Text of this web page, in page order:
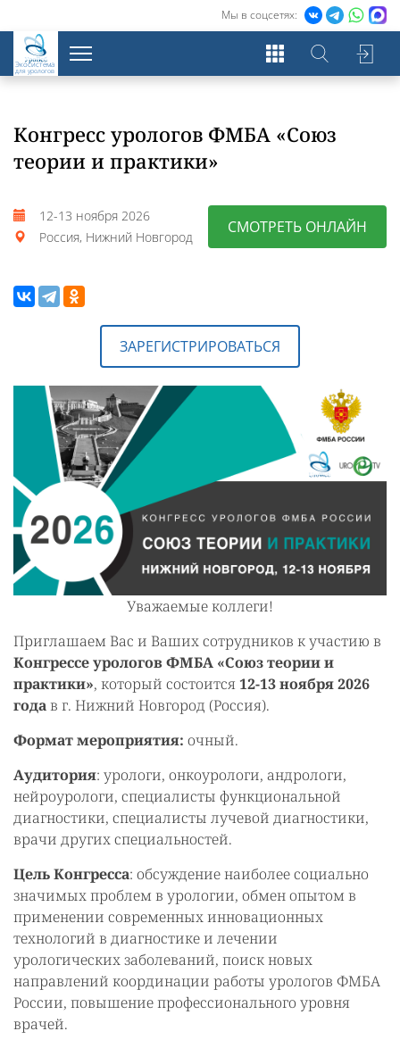
Мы в соцсетях:
Экосистема
для урологов
Конгресс урологов ФМБА «Союз
теории и практики»
12-13 ноября 2026
Россия, Нижний Новгород
СМОТРЕТЬ ОНЛАЙН
ЗАРЕГИСТРИРОВАТЬСЯ
Уважаемые коллеги!
Приглашаем Вас и Ваших сотрудников к участию в
Конгрессе урологов ФМБА «Союз теории и
практики», который состоится 12-13 ноября 2026
годав г. Нижний Новгород (Россия).
Формат мероприятия: очный.
Аудитория: урологи, онкоурологи, андрологи,
нейроурологи, специалисты функциональной
диагностики, специалисты лучевой диагностики,
врачи других специальностей.
Цель Конгресса: обсуждение наиболее социально
значимых проблем в урологии, обмен опытом в
применении современных инновационных
технологий в диагностике и лечении
урологических заболеваний, поиск новых
направлений координации работы урологов ФМБА
России, повышение профессионального уровня
врачей.